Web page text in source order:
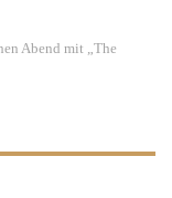
Abend mit „The